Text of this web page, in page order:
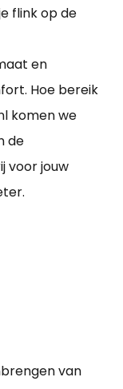
flink op de
en
Hoe bereik
komen we
de
voor jouw
van